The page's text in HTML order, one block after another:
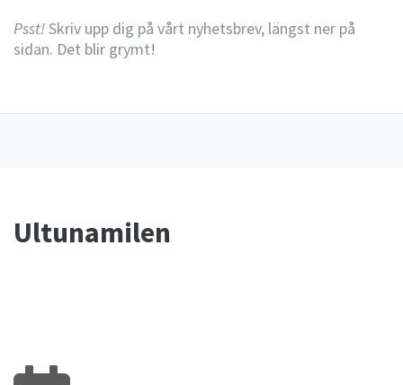
Psst!Skriv upp dig på vårt nyhetsbrev, längst ner på
sidan. Det blir grymt!
Ultunamilen